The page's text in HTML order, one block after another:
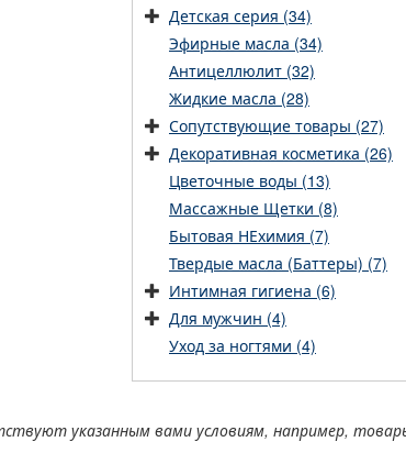
Детская серия (34)
Эфирные масла (34)
Антицеллюлит (32)
Жидкие масла (28)
Сопутствующие товары (27)
Декоративная косметика (26)
Цветочные воды (13)
Массажные Щетки (8)
Бытовая НЕхимия (7)
Твердые масла (Баттеры) (7)
Интимная гигиена (6)
Для мужчин (4)
Уход за ногтями (4)
указанным вами условиям, например,